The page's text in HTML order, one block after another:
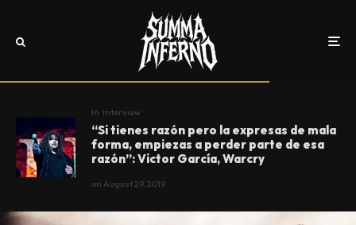
In Interview
“Si tienes razón pero la expresas de mala
forma, empiezas a perder parte de esa
razón”: Victor García, Warcry
on August 29, 2019